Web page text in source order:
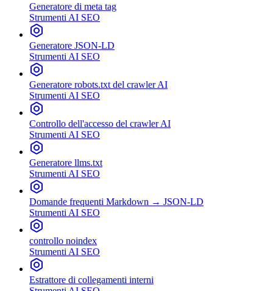
Generatore di meta tag
Strumenti AI SEO
Generatore JSON-LD
Strumenti AI SEO
Generatore robots.txt del crawler AI
Strumenti AI SEO
Controllo dell'accesso del crawler AI
Strumenti AI SEO
Generatore llms.txt
Strumenti AI SEO
Domande frequenti Markdown → JSON-LD
Strumenti AI SEO
controllo noindex
Strumenti AI SEO
Estrattore di collegamenti interni